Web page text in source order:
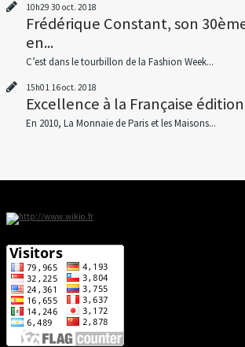
10h29 30 oct. 2018
Frédérique Constant, son
en...
C’est dans le tourbillon de la Fashion Week...
15h01 16oct. 2018
Excellence à la Française
En 2010, La Monnaie de Paris et les Maisons...